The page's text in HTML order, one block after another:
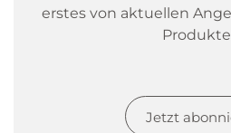
erstes von aktuellen
Jetzt